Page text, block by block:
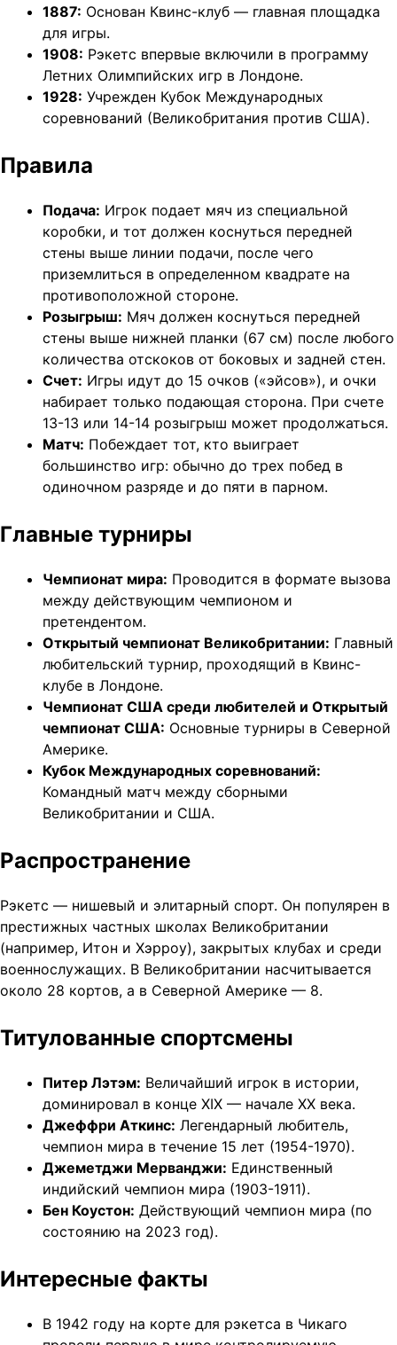
1887: Основан Квинс-клуб — главная площадка
для игры.
1908: Рэкетс впервые включили в программу
Летних Олимпийских игр в Лондоне.
1928: Учрежден Кубок Международных
соревнований (Великобритания против США).
Правила
Подача: Игрок подает мяч из специальной
коробки, и тот должен коснуться передней
стены выше линии подачи, после чего
приземлиться в определенном квадрате на
противоположной стороне.
Розыгрыш: Мяч должен коснуться передней
стены выше нижней планки (67 см) после любого
количества отскоков от боковых и задней стен.
Счет: Игры идут до 15 очков («эйсов»), и очки
набирает только подающая сторона. При счете
13-13 или 14-14 розыгрыш может продолжаться.
Матч: Побеждает тот, кто выиграет
большинство игр: обычно до трех побед в
одиночном разряде и до пяти в парном.
Главные турниры
Чемпионат мира: Проводится в формате вызова
между действующим чемпионом и
претендентом.
Открытый чемпионат Великобритании: Главный
любительский турнир, проходящий в Квинс-
клубе в Лондоне.
Чемпионат США среди любителей и Открытый
чемпионат США: Основные турниры в Северной
Америке.
Кубок Международных соревнований:
Командный матч между сборными
Великобритании и США.
Распространение
Рэкетс — нишевый и элитарный спорт. Он популярен в
престижных частных школах Великобритании
(например, Итон и Хэрроу), закрытых клубах и среди
военнослужащих. В Великобритании насчитывается
около 28 кортов, а в Северной Америке — 8.
Титулованные спортсмены
Питер Лэтэм: Величайший игрок в истории,
доминировал в конце XIX — начале XX века.
Джеффри Аткинс: Легендарный любитель,
чемпион мира в течение 15 лет (1954-1970).
Джеметджи Мерванджи: Единственный
индийский чемпион мира (1903-1911).
Бен Коустон: Действующий чемпион мира (по
состоянию на 2023 год).
Интересные факты
В 1942 году на корте для рэкетса в Чикаго